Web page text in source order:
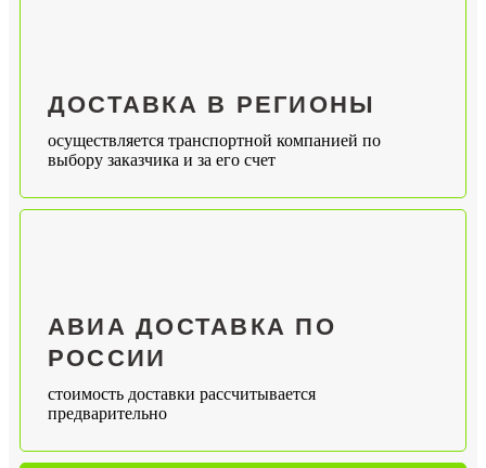
ДОСТАВКА В РЕГИОНЫ
осуществляется транспортной компанией по
выбору заказчика и за его счет
АВИА ДОСТАВКА ПО
РОССИИ
стоимость доставки рассчитывается
предварительно